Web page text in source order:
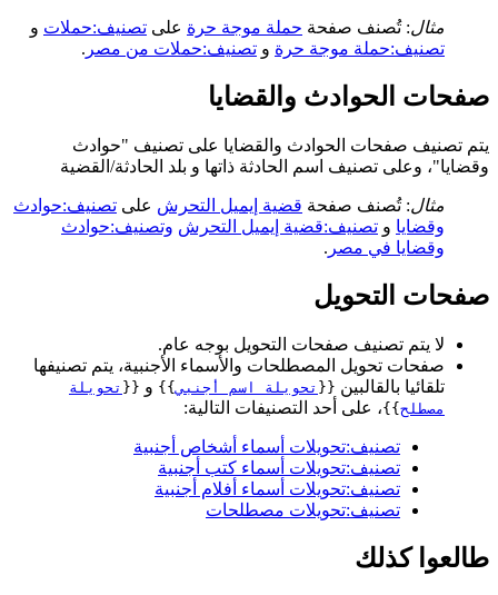
مثال: تُصنف صفحة حملة موجة حرة على تصنيف:حملات و
تصنيف:حملة موجة حرة و تصنيف:حملات من مصر .
صفحات الحوادث والقضايا
يتم تصنيف صفحات الحوادث والقضايا على تصنيف "حوادث
وقضايا"، وعلى تصنيف اسم الحادثة ذاتها و بلد الحادثة/القضية
مثال: تُصنف صفحة قضية إيميل التحرش على تصنيف:حوادث
وقضايا و تصنيف:قضية إيميل التحرش وتصنيف:حوادث
وقضايا في مصر .
صفحات التحويل
لا يتم تصنيف صفحات التحويل بوجه عام.
صفحات تحويل المصطلحات والأسماء الأجنبية، يتم تصنيفها
تلقائيا بالقالبين {{ تحويلة اسم أجنبي}} و {{ تحويلة
مصطلح }}، على أحد التصنيفات التالية:
تصنيف:تحويلات أسماء أشخاص أجنبية
تصنيف:تحويلات أسماء كتب أجنبية
تصنيف:تحويلات أسماء أفلام أجنبية
تصنيف:تحويلات مصطلحات
طالعوا كذلك